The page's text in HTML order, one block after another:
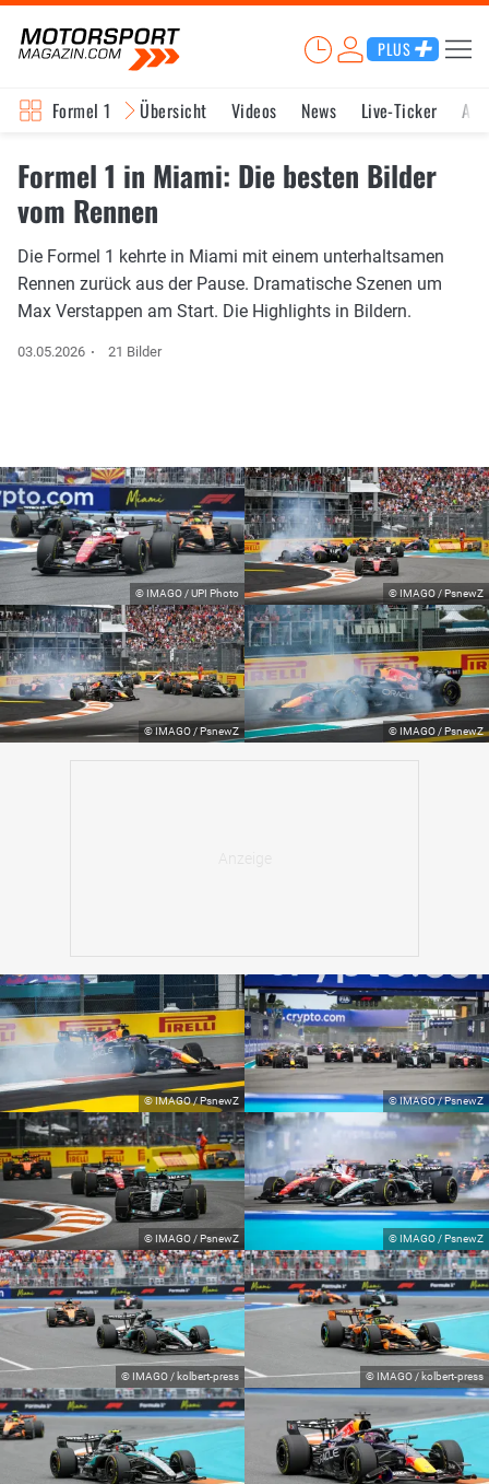
PLUS
Formel 1 Übersicht Videos News Live-Ticker
Formel 1 in Miami: Die besten Bilder
vom Rennen
Die Formel 1 kehrte in Miami mit einem unterhaltsamen
Rennen zurück aus der Pause. Dramatische Szenen um
Max Verstappen am Start. Die Highlights in Bildern.
03.05.2026 21 Bilder